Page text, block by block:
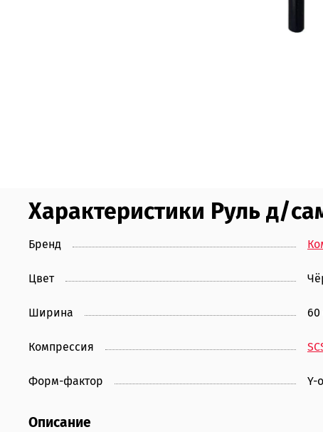
Характеристики Руль д/
Бренд
Цвет
Ширина 60
Компрессия
Форм-фактор Y-
Описание